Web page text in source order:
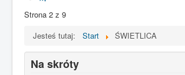
Strona 2 z 9
Jesteś tutaj:
Start ŚWIETLICA
Na skróty